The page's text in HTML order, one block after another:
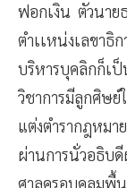
ฟอกเงิน ตัวนายธ
ตำเเหน่งเลขาธิ
บริหารบุคลิกก็เ
วิชาการมีลูกศิษย์
แต่งตำรากฎหมา
ผ่านการนั่วอธิบ
ศาลครอบคลุมพื้